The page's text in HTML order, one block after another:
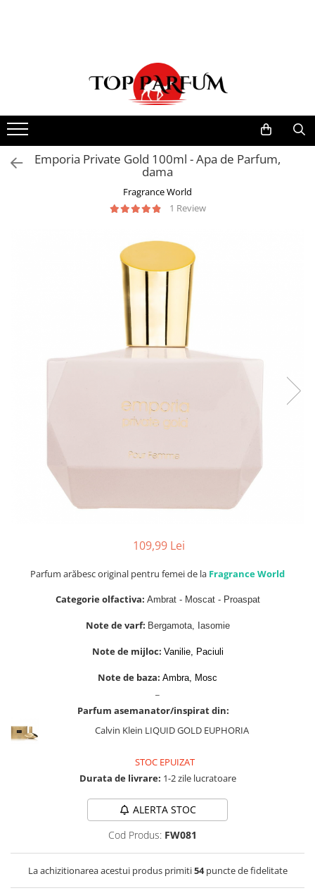
Pachete FEMEI
Pachete BARBATI
Pachete EL si EA
Parfumuri Condimentate
Parfumuri Exotice
Parfumuri Persistente
Parfumuri Vanilate
Parfumuri PREMIUM
Parfumuri de VARA
Parfumuri de IARNA
Cadouri pentru EA
Al Fakhr Perfumes
Al Wataniah
Ard al Zaafaran
Athoor Al Alam
Emporia Private Gold 100ml - Apa de Parfum,
dama
Fragrance World
1 Review
109,99 Lei
Parfum arăbesc original pentru femei de la Fragrance World
Categorie olfactiva: Ambrat - Moscat - Proaspat
Note de varf: Bergamota, Iasomie
Note de mijloc: Vanilie, Paciuli
Note de baza: Ambra, Mosc
Parfum asemanator/inspirat din:
Calvin Klein LIQUID GOLD EUPHORIA
STOC EPUIZAT
Durata de livrare: 1-2 zile lucratoare
ALERTA STOC
Cod Produs: FW081
La achizitionarea acestui produs primiti54puncte de fidelitate